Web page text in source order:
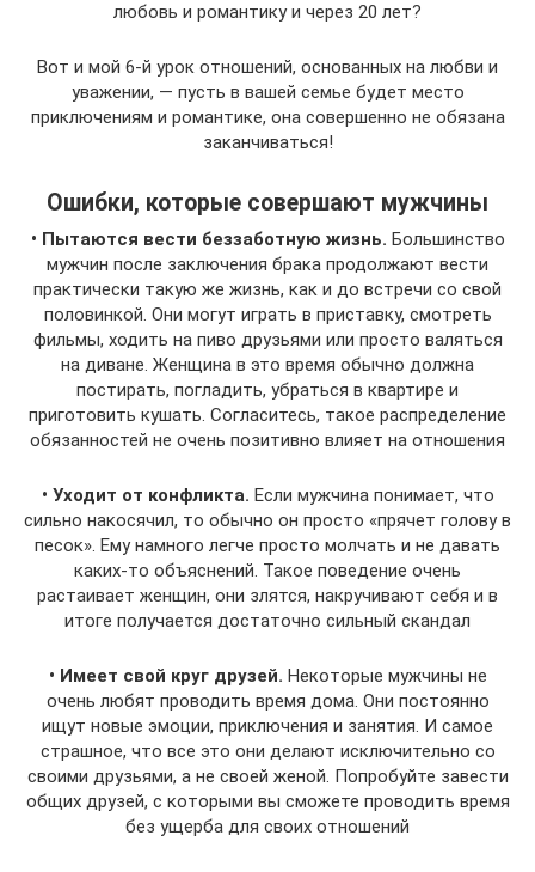
любовь и романтику и через 20 лет?
Вот и мой 6-й урок отношений, основанных на любви и
уважении, — пусть в вашей семье будет место
приключениям и романтике, она совершенно не обязана
заканчиваться!
Ошибки, которые совершают мужчины
• Пытаются вести беззаботную жизнь. Большинство
мужчин после заключения брака продолжают вести
практически такую же жизнь, как и до встречи со свой
половинкой. Они могут играть в приставку, смотреть
фильмы, ходить на пиво друзьями или просто валяться
на диване. Женщина в это время обычно должна
постирать, погладить, убраться в квартире и
приготовить кушать. Согласитесь, такое распределение
обязанностей не очень позитивно влияет на отношения
• Уходит от конфликта. Если мужчина понимает, что
сильно накосячил, то обычно он просто «прячет голову в
песок». Ему намного легче просто молчать и не давать
каких-то объяснений. Такое поведение очень
растаивает женщин, они злятся, накручивают себя и в
итоге получается достаточно сильный скандал
• Имеет свой круг друзей. Некоторые мужчины не
очень любят проводить время дома. Они постоянно
ищут новые эмоции, приключения и занятия. И самое
страшное, что все это они делают исключительно со
своими друзьями, а не своей женой. Попробуйте завести
общих друзей, с которыми вы сможете проводить время
без ущерба для своих отношений